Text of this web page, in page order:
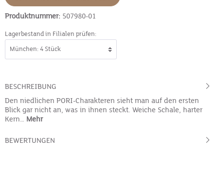
Produktnummer: 507980-01
Lagerbestand in Filialen prüfen:
BESCHREIBUNG
Den niedlichen PORI-Charakteren sieht man auf den ersten
Blick gar nicht an, was in ihnen steckt. Weiche Schale, harter
Kern… Mehr
BEWERTUNGEN